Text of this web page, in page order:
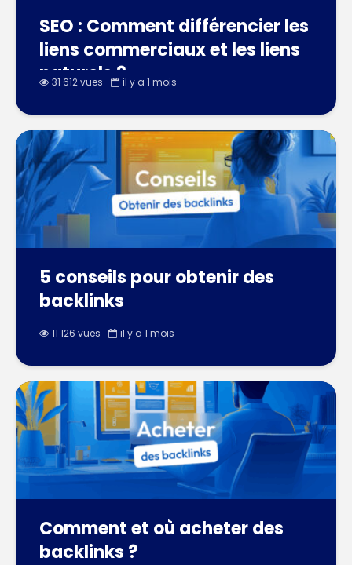
SEO : Comment différencier les
liens commerciaux et les liens
naturels ?
31 612 vues il y a 1 mois
5 conseils pour obtenir des
backlinks
11 126 vues il y a 1 mois
Comment et où acheter des
backlinks ?